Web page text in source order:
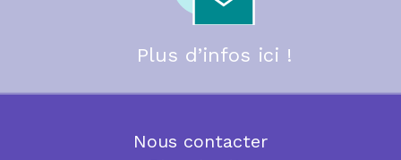
Plus d’infos ici !
Nous contacter